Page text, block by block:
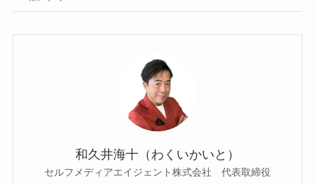
和久井海十（わくいかいと）
セルフメディアエイジェント株式会社 代表取締役